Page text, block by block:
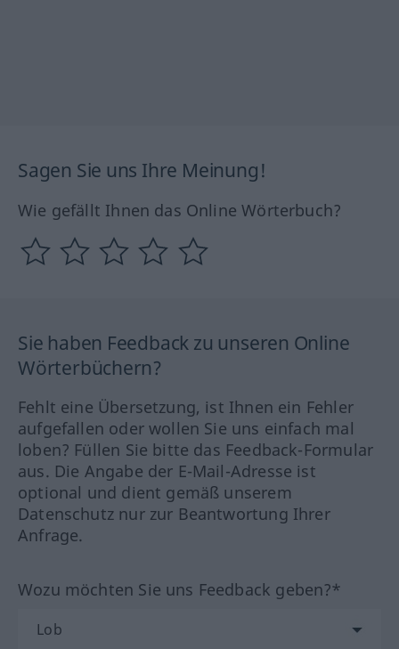
Sagen Sie uns Ihre Meinung!
Wie gefällt Ihnen das Online Wörterbuch?
Sie haben Feedback zu unseren Online
Wörterbüchern?
Fehlt eine Übersetzung, ist Ihnen ein Fehler
aufgefallen oder wollen Sie uns einfach mal
loben? Füllen Sie bitte das Feedback-Formular
aus. Die Angabe der E-Mail-Adresse ist
optional und dient gemäß unserem
Datenschutz nur zur Beantwortung Ihrer
Anfrage.
Wozu möchten Sie uns Feedback geben?*